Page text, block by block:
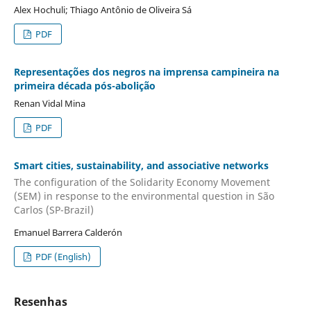
Alex Hochuli; Thiago Antônio de Oliveira Sá
PDF
Representações dos negros na imprensa campineira na
primeira década pós-abolição
Renan Vidal Mina
PDF
Smart cities, sustainability, and associative networks
The configuration of the Solidarity Economy Movement
(SEM) in response to the environmental question in São
Carlos (SP-Brazil)
Emanuel Barrera Calderón
PDF (English)
Resenhas